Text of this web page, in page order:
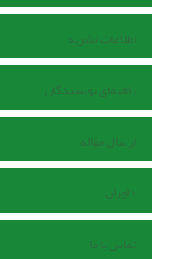
اطلاعات نشریه
راهنمای نویسندگان
ارسال مقاله
داوران
تماس با ما